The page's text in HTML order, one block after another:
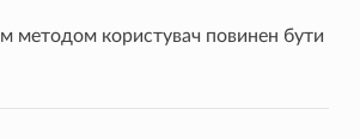
методом користувач повинен бути